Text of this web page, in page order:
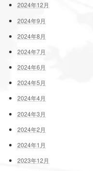
2024年12月
2024年9月
2024年8月
2024年7月
2024年6月
2024年5月
2024年4月
2024年3月
2024年2月
2024年1月
2023年12月